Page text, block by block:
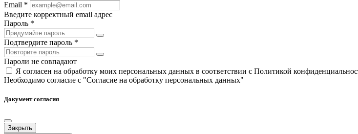
Email *
Введите корректный email адрес
Пароль *
Подтвердите пароль *
Пароли не совпадают
Я согласен на обработку моих персональных данных в соответствии с Политикой
Необходимо согласие с "Согласие на обработку персональных данных"
Документ согласия
Закрыть